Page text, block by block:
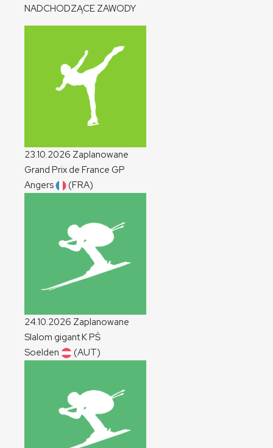
NADCHODZĄCE ZAWODY
23.10.2026 Zaplanowane
Grand Prix de France GP
Angers
(FRA)
24.10.2026 Zaplanowane
Slalom gigantKPŚ
Soelden
(AUT)